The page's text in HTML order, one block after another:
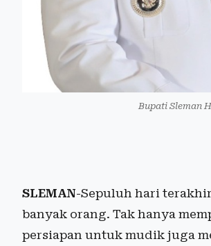
Bupati Sleman
SLEMAN-Sepuluh hari
banyak orang. Tak hanya
persiapan untuk mudik juga